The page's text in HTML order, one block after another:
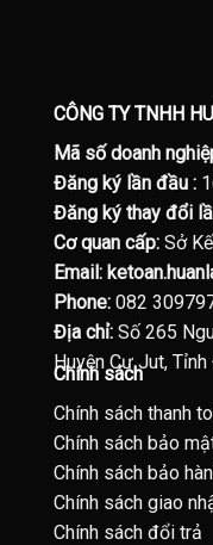
CÔNG TY TNHH
Mã số doanh
Đăng ký lần đầu :
Đăng ký thay đổi
Cơ quan cấp: Sở
Email:
Phone: 082
Địa chỉ: Số 265
Huyện Cư Jut,
Chính sách
Chính sách thanh
Chính sách bảo
Chính sách bảo
Chính sách giao
Chính sách đổi trả